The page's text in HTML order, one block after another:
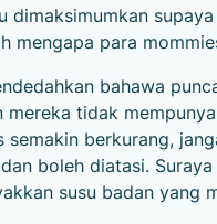
dimaksimumkan
mengapa para
bahawa
mereka tidak
berkurang,
boleh diatasi.
susu badan yang